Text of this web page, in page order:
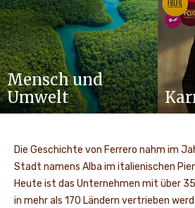
Mensch und
Umwelt
Die Geschichte von Ferrero nahm im
Stadt namens Alba im italienischen
Heute ist das Unternehmen mit über
in mehr als 170 Ländern vertrieben